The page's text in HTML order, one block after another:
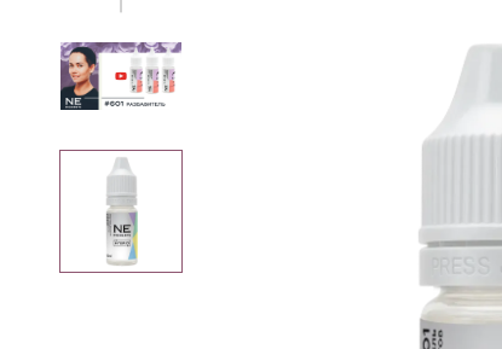
для Век
Вам может пригодиться
Специя
Трихопигментации